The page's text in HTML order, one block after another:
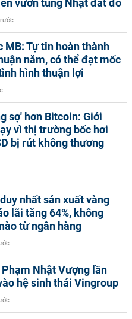
vườn tùng Nhật đắt đỏ
MB: Tự tin hoàn thành
năm, có thể đạt mốc
hình thuận lợi
sợ' hơn Bitcoin: Giới
vì thị trường bốc hơi
bị rút không thương
nhất sản xuất vàng
lãi tăng 64%, không
từ ngân hàng
Nhật Vượng lần
hệ sinh thái Vingroup